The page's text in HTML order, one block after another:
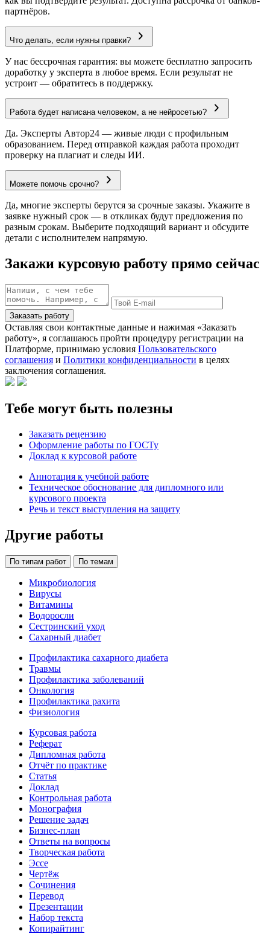
партнёров.
Что делать, если нужны правки?
У нас бессрочная гарантия: вы можете бесплатно запросить
доработку у эксперта в любое время. Если результат не
устроит — обратитесь в поддержку.
Работа будет написана человеком, а не нейросетью?
Да. Эксперты Автор24 — живые люди с профильным
образованием. Перед отправкой каждая работа проходит
проверку на плагиат и следы ИИ.
Можете помочь срочно?
Да, многие эксперты берутся за срочные заказы. Укажите в
заявке нужный срок — в откликах будут предложения по
разным срокам. Выберите подходящий вариант и обсудите
детали с исполнителем напрямую.
Закажи курсовую работу прямо сейчас
Заказать работу
Оставляя свои контактные данные и нажимая «Заказать
работу», я соглашаюсь пройти процедуру регистрации на
Платформе, принимаю условия Пользовательского
соглашения и Политики конфиденциальности в целях
заключения соглашения.
Тебе могут быть полезны
Заказать рецензию
Оформление работы по ГОСТу
Доклад к курсовой работе
Аннотация к учебной работе
Техническое обоснование для дипломного или
курсового проекта
Речь и текст выступления на защиту
Другие работы
По типам работ По темам
Микробиология
Вирусы
Витамины
Водоросли
Сестринский уход
Сахарный диабет
Профилактика сахарного диабета
Травмы
Профилактика заболеваний
Онкология
Профилактика рахита
Физиология
Курсовая работа
Реферат
Дипломная работа
Отчёт по практике
Статья
Доклад
Контрольная работа
Монография
Решение задач
Бизнес-план
Ответы на вопросы
Творческая работа
Эссе
Чертёж
Сочинения
Перевод
Презентации
Набор текста
Копирайтинг